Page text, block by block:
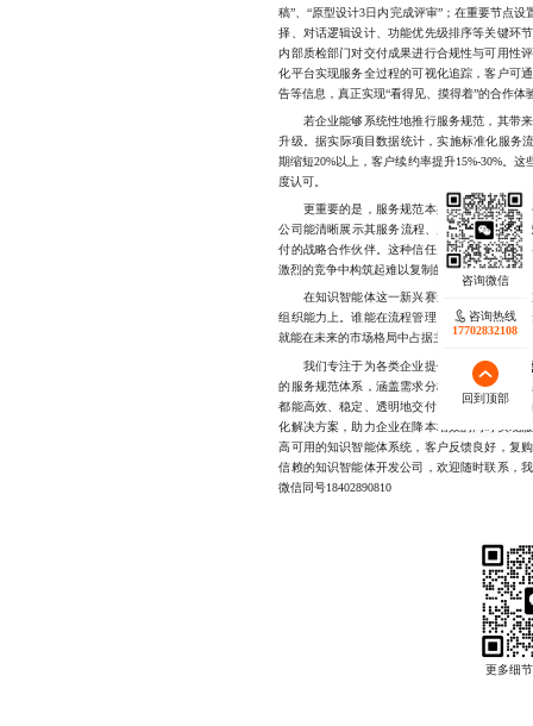
稿”、“原型设计3日内完成评审”；在重要节点
择、对话逻辑设计、功能优先级排序等关键环
内部质检部门对交付成果进行合规性与可用性
化平台实现服务全过程的可视化追踪，客户可
告等信息，真正实现“看得见、摸得着”的合作体
若企业能够系统性地推行服务规范，其带来
升级。据实际项目数据统计，实施标准化服务
期缩短20%以上，客户续约率提升15%-30%。
度认可。
更重要的是，服务规范本身已成为企业对外
公司能清晰展示其服务流程、质量标准与客户
付的战略合作伙伴。这种信任关系一旦建立，
激烈的竞争中构筑起难以复制的护城河。
在知识智能体这一新兴赛道，技术门槛正在
组织能力上。谁能在流程管理、客户协同、质
就能在未来的市场格局中占据主导地位。
我们专注于为各类企业提供
定制化知识智
的服务规范体系，涵盖需求分析、模型训练、
都能高效、稳定、透明地交付。团队具备丰富
化解决方案，助力企业在降本增效的同时实现
高可用的知识智能体系统，客户反馈良好，复
信赖的知识智能体开发公司，欢迎随时联系，
微信同号18402890810
咨询热线
17702832108
回到顶部